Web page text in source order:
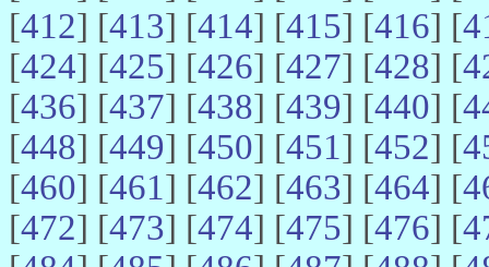
[412] [413] [414] [415] [416] [
[424] [425] [426] [427] [428] [
[436] [437] [438] [439] [440] [
[448] [449] [450] [451] [452] [
[460] [461] [462] [463] [464] [
[472] [473] [474] [475] [476] [